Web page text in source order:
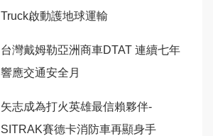
Truck啟動護地球運輸
台灣戴姆勒亞洲商車DTAT 連續七年
響應交通安全月
矢志成為打火英雄最信賴夥伴-
SITRAK賽德卡消防車再顯身手